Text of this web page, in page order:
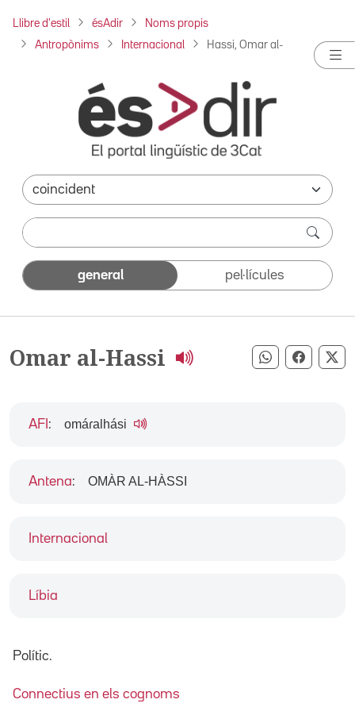
Llibre d'estil ésAdir Noms propis
Antropònims Internacional Hassi, Omar al-
general pel·lícules
Omar al-Hassi Compartir
Internacional
Líbia
AFI : omáɾalhási
Antena: OMÀR AL-HÀSSI
Polític.
Connectius en els cognoms